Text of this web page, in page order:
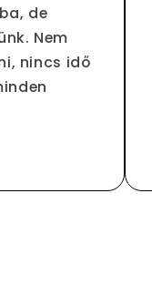
de
Nem
nincs idő